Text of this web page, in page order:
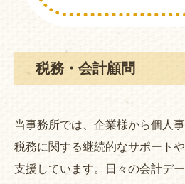
税務・会計顧問
当事務所では、企業様から個人
税務に関する継続的なサポート
支援しています。日々の会計デ